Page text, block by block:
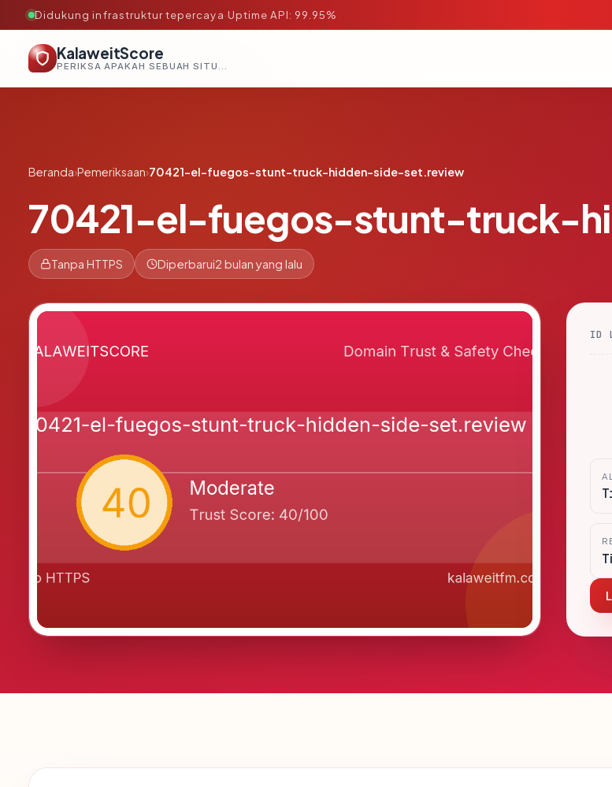
Didukung infrastruktur tepercaya·Uptime API: 99.95%
KalaweitScore
PERIKSA APAKAH SEBUAH SITUS AMAN, TEPERCAYA, DAN TERVERIFIKASI DALAM HITUNGAN DETIK.
Beranda›Pemeriksaan›70421-el-fuegos-stunt-truck-hidden-side-set.review
70421-el-fuegos-stunt-truck-
Tanpa HTTPS Diperbarui2 bulan yang lalu
ID